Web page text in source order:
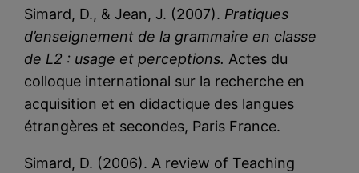
Simard, D., & Jean, J. (2007). Pratiques
d’enseignement de la grammaire en classe
de L2 : usage et perceptions. Actes du
colloque international sur la recherche en
acquisition et en didactique des langues
étrangères et secondes, Paris France.
Simard, D. (2006). A review of Teaching